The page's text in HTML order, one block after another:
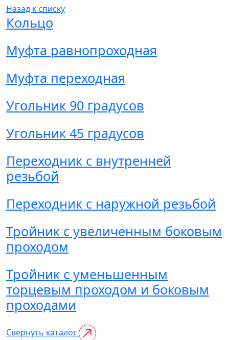
Назад к списку
Кольцо
Муфта равнопроходная
Муфта переходная
Угольник 90 градусов
Угольник 45 градусов
Переходник с внутренней
резьбой
Переходник с наружной резьбой
Тройник с увеличенным боковым
проходом
Тройник с уменьшенным
торцевым проходом и боковым
проходами
Свернуть каталог